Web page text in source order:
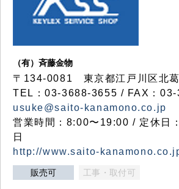
（有）斉藤金物
〒134-0081 東京都江戸川区北
TEL：03-3688-3655 / FAX：
usuke@saito-kanamono.co.jp
営業時間：8:00〜19:00 / 定休日
日
http://www.saito-
販売可 工事・取付可